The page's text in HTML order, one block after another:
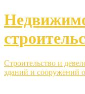
Строительство и
зданий и сооружений